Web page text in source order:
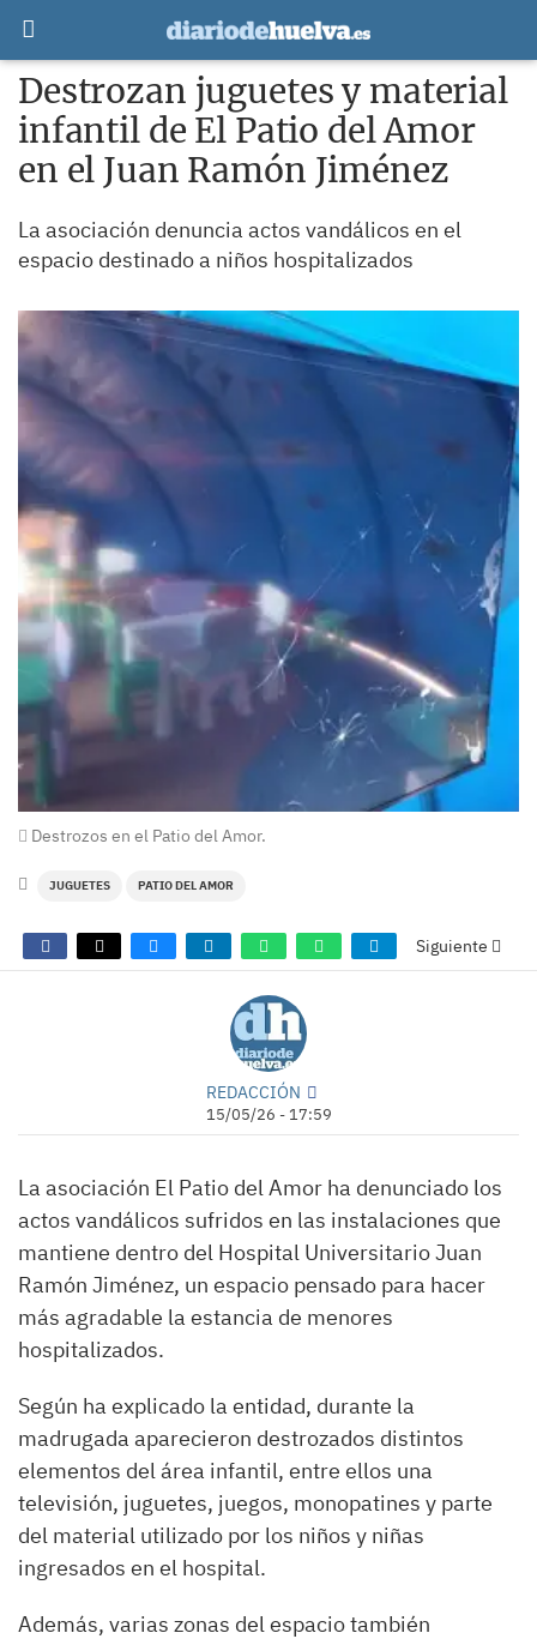
Destrozan juguetes y material
infantil de El Patio del Amor
en el Juan Ramón Jiménez
La asociación denuncia actos vandálicos en el
espacio destinado a niños hospitalizados
Destrozos en el Patio del Amor.
JUGUETES PATIO DEL AMOR
Siguiente
REDACCIÓN
15/05/26 - 17:59
La asociación El Patio del Amor ha denunciado los
actos vandálicos sufridos en las instalaciones que
mantiene dentro del Hospital Universitario Juan
Ramón Jiménez, un espacio pensado para hacer
más agradable la estancia de menores
hospitalizados.
Según ha explicado la entidad, durante la
madrugada aparecieron destrozados distintos
elementos del área infantil, entre ellos una
televisión, juguetes, juegos, monopatines y parte
del material utilizado por los niños y niñas
ingresados en el hospital.
Además, varias zonas del espacio también